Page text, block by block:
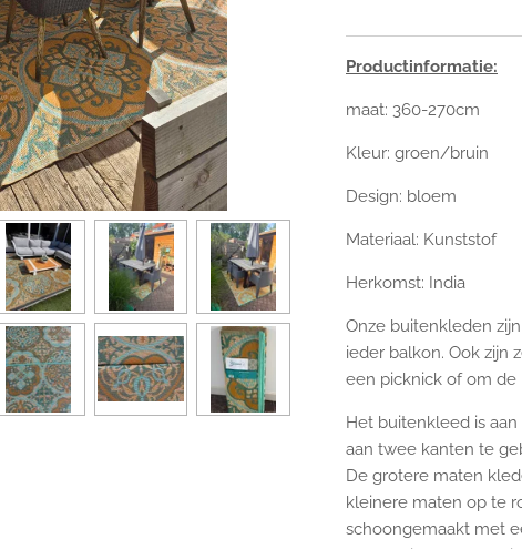
Productinformatie:
maat: 360-270cm
Kleur: groen/bruin
Design: bloem
Materiaal: Kunststof
Herkomst: India
Onze buitenkleden
ieder balkon. Ook zijn
een picknick of om
Het buitenkleed is
aan twee kanten te
De grotere maten
kleinere maten op te
schoongemaakt met